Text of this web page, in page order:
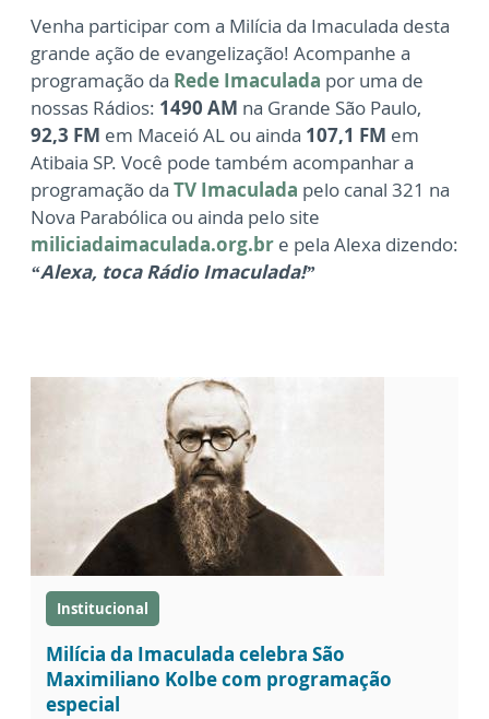
Venha participar com a Milícia da Imaculada desta
grande ação de evangelização! Acompanhe a
programação da Rede Imaculada por uma de
nossas Rádios: 1490 AM na Grande São Paulo,
92,3 FM em Maceió AL ou ainda 107,1 FM em
Atibaia SP. Você pode também acompanhar a
programação da TV Imaculada pelo canal 321 na
Nova Parabólica ou ainda pelo site
miliciadaimaculada.org.br e pela Alexa dizendo:
“Alexa, toca Rádio Imaculada!”
Institucional
Milícia da Imaculada celebra São
Maximiliano Kolbe com programação
especial